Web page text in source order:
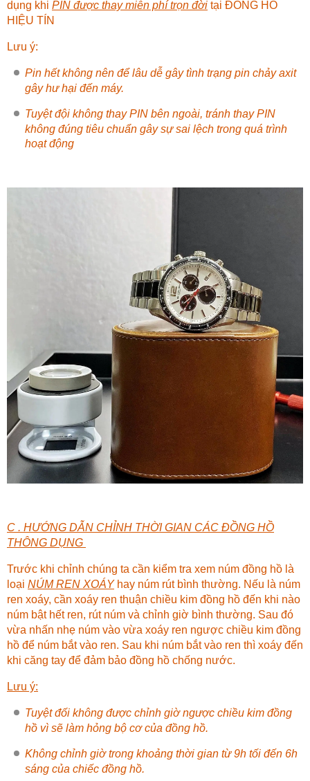
dụng khi PIN được thay miễn phí trọn đời tại ĐỒNG HỒ
HIỆU TÍN
Lưu ý:
Pin hết không nên để lâu dễ gây tình trạng pin chảy axit
gây hư hại đến máy.
Tuyệt đội không thay PIN bên ngoài, tránh thay PIN
không đúng tiêu chuẩn gây sự sai lệch trong quá trình
hoạt động
C . HƯỚNG DẪN CHỈNH THỜI GIAN CÁC ĐỒNG HỒ
THÔNG DỤNG
Trước khi chỉnh chúng ta cần kiểm tra xem núm đồng hồ là
loại NÚM REN XOÁYhay núm rút bình thường. Nếu là núm
ren xoáy, cần xoáy ren thuận chiều kim đồng hồ đến khi nào
núm bật hết ren, rút núm và chỉnh giờ bình thường. Sau đó
vừa nhấn nhẹ núm vào vừa xoáy ren ngược chiều kim đồng
hồ để núm bắt vào ren. Sau khi núm bắt vào ren thì xoáy đến
khi căng tay để đảm bảo đồng hồ chống nước.
Lưu ý:
Tuyệt đối không được chỉnh giờ ngược chiều kim đồng
hồ vì sẽ làm hỏng bộ cơ của đồng hồ.
Không chỉnh giờ trong khoảng thời gian từ 9h tối đến 6h
sáng của chiếc đồng hồ.